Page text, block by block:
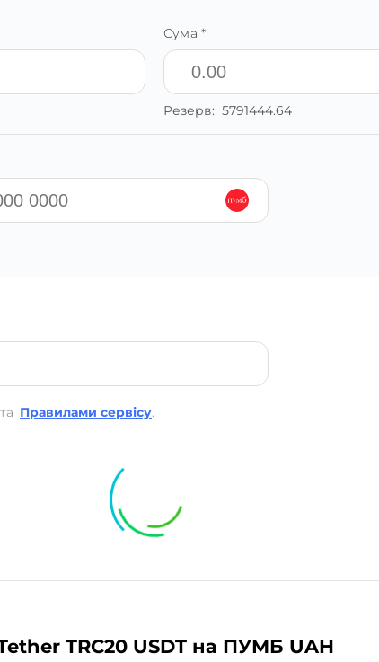
Сума *
Резерв: 5791444.64
Правилами сервісу.
TRC20 USDT на ПУМБ UAH